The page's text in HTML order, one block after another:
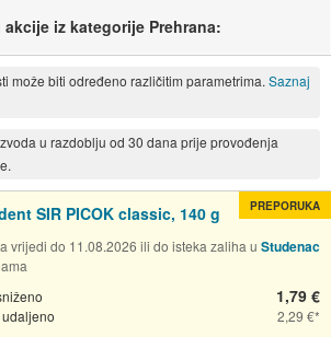
iz kategorije Prehrana:
može biti određeno različitim parametrima. Saznaj
u razdoblju od 30 dana prije provođenja
SIR PICOK classic, 140 g
vrijedi do 11.08.2026 ili do isteka zaliha u Studenac
udaljeno
1,79 €
2,29 €
PREPORUKA